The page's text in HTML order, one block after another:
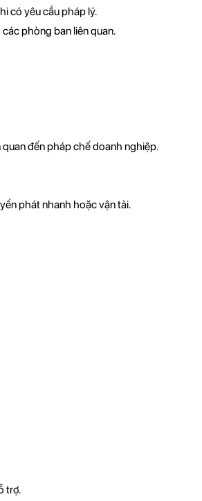
có yêu cầu pháp lý.
phòng ban liên quan.
đến pháp chế doanh nghiệp.
phát nhanh hoặc vận tải.
trợ.